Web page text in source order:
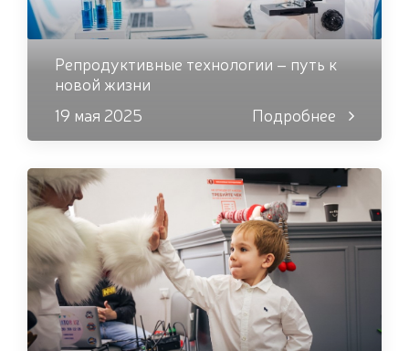
Репродуктивные технологии – путь к
новой жизни
19 мая 2025
Подробнее